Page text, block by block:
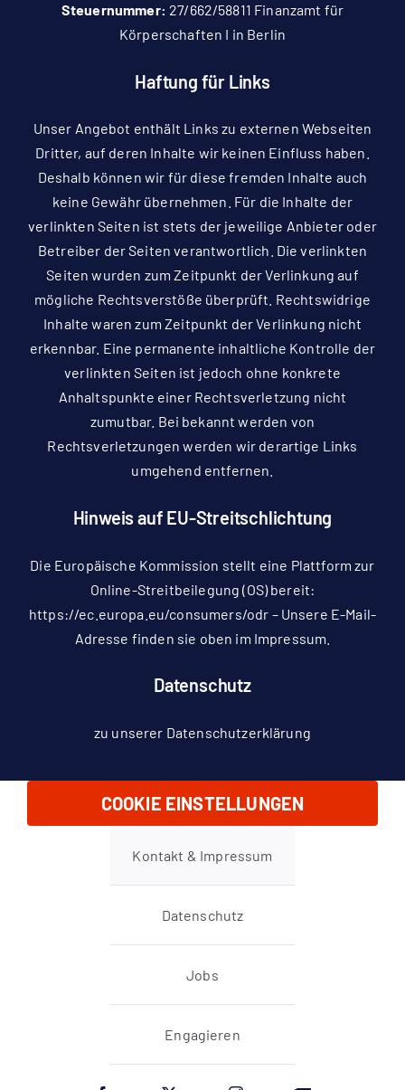
Steuernummer: 27/662/58811 Finanzamt für
Körperschaften I in Berlin
Haftung für Links
Unser Angebot enthält Links zu externen Webseiten
Dritter, auf deren Inhalte wir keinen Einfluss haben.
Deshalb können wir für diese fremden Inhalte auch
keine Gewähr übernehmen. Für die Inhalte der
verlinkten Seiten ist stets der jeweilige Anbieter oder
Betreiber der Seiten verantwortlich. Die verlinkten
Seiten wurden zum Zeitpunkt der Verlinkung auf
mögliche Rechtsverstöße überprüft. Rechtswidrige
Inhalte waren zum Zeitpunkt der Verlinkung nicht
erkennbar. Eine permanente inhaltliche Kontrolle der
verlinkten Seiten ist jedoch ohne konkrete
Anhaltspunkte einer Rechtsverletzung nicht
zumutbar. Bei bekannt werden von
Rechtsverletzungen werden wir derartige Links
umgehend entfernen.
Hinweis auf EU-Streitschlichtung
Die Europäische Kommission stellt eine Plattform zur
Online-Streitbeilegung (OS) bereit:
https://ec.europa.eu/consumers/odr – Unsere E-Mail-
Adresse finden sie oben im Impressum.
Datenschutz
zu unserer Datenschutzerklärung
COOKIE EINSTELLUNGEN
Kontakt & Impressum
Datenschutz
Jobs
Engagieren